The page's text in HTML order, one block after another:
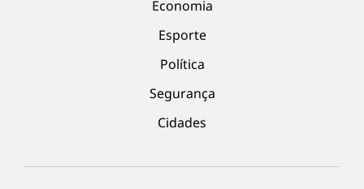
Economia
Esporte
Política
Segurança
Cidades